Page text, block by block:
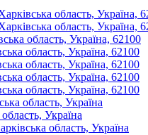
область, Україна,
область, Україна,
область, Україна, 62100
область, Україна, 62100
область, Україна, 62100
область, Україна, 62100
область, Україна, 62100
область, Україна
Україна
область, Україна